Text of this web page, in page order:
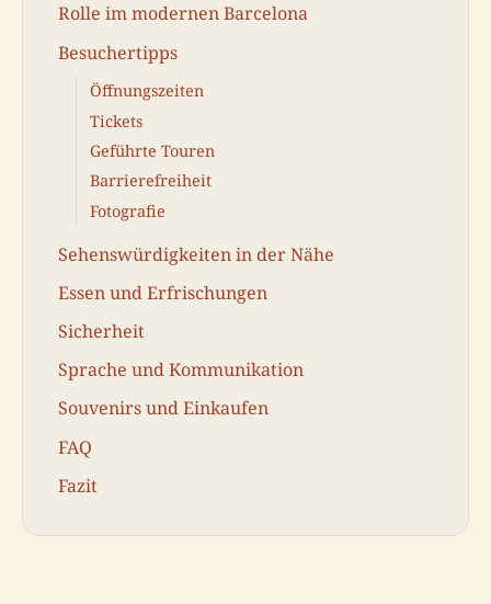
Rolle im modernen Barcelona
Besuchertipps
Öffnungszeiten
Tickets
Geführte Touren
Barrierefreiheit
Fotografie
Sehenswürdigkeiten in der Nähe
Essen und Erfrischungen
Sicherheit
Sprache und Kommunikation
Souvenirs und Einkaufen
FAQ
Fazit